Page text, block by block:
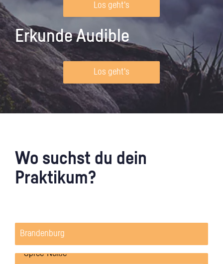
Los geht's
Erkunde Audible
Los geht's
Wo suchst du dein
Praktikum?